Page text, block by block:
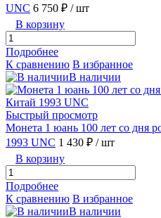
UNC 6 750 ₽ / шт
В корзину
Подробнее
К сравнению В избранное
В наличии
Быстрый просмотр
Монета 1 юань 100 лет со дня
1993 UNC 1 430 ₽ / шт
В корзину
Подробнее
К сравнению В избранное
В наличии